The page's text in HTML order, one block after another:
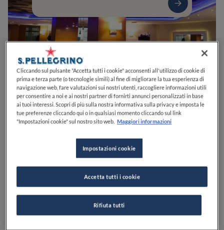
0 0 0 0 0
42123Reggio nell'Emilia
Venerdì,
12:00-14:30, 19:00-23:00
Cliccando sul pulsante "Accetta tutti i cookie" acconsenti all'utilizzo di cookie di
prima e terza parte (o tecnologie simili) al fine di migliorare la tua esperienza di
navigazione web, fare valutazioni sui nostri utenti, raccogliere informazioni utili
per consentire a noi e ai nostri partner di fornirti annunci personalizzati in base
ai tuoi interessi. Scopri di più sulla nostra informativa sulla privacy e imposta le
tue preferenze cliccando qui o in qualsiasi momento cliccando sul link
"Impostazioni cookie" sul nostro sito web. Maggiori informazioni
Impostazioni cookie
Rifiuta tutti
Accetta tutti i cookie